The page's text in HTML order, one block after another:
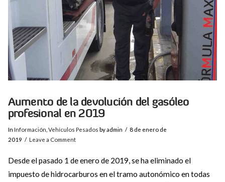
Aumento de la devolución del gasóleo
profesional en 2019
In Información Vehículos Pesados by admin
8 de enero de
2019
Leave a Comment
Desde el pasado 1 de enero de 2019, se ha eliminado el
impuesto de hidrocarburos en el tramo autonómico en todas